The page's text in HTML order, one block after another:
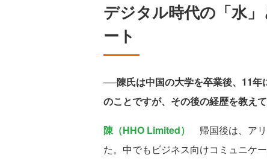
デジタル時代の「水
ート
──陳氏は中国の大学を卒業後、11年
のことですが、その後の経歴を教えて
陳（HHO Limited）
帰国後は、ア
た。中でもビジネス向けコミュニケ